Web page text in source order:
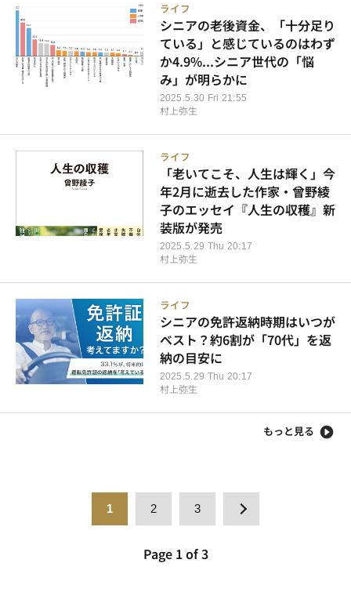
ライフ
2025.5.30 Fri 21:55
シニアの老後資金、「十分足り
ている」と感じているのはわず
か4.9%...シニア世代の「悩
み」が明らかに
村上弥生
ライフ
2025.5.29 Thu 20:17
「老いてこそ、人生は輝く」今
年2月に逝去した作家・曾野綾
子のエッセイ『人生の収穫』新
装版が発売
村上弥生
ライフ
2025.5.29 Thu 20:17
シニアの免許返納時期はいつが
ベスト？約6割が「70代」を返
納の目安に
村上弥生
もっと見る
1 2 3
Page 1 of 3